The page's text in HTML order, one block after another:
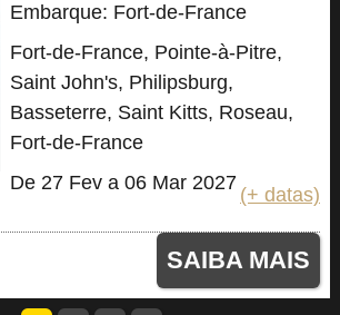
Embarque: Fort-de-France
Fort-de-France, Pointe-à-Pitre,
Saint John's, Philipsburg,
Basseterre, Saint Kitts, Roseau,
Fort-de-France
De 27 Fev a 06 Mar 2027
(+ datas)
SAIBA MAIS